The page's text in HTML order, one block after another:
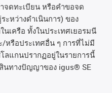
จดทะเบียน หรือคำขอจด
ะหว่างดำเนินการ) ของ
นเครือ ทั้งในประเทศเยอรมนี
/หรือประเทศอื่น ๆ การที่ไม่มี
ลแกนปรากฏอยู่ในรายการนี้
นทางปัญญาของ igus® SE